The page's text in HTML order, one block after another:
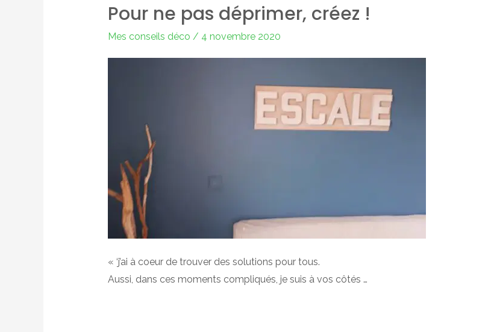
Pour ne pas déprimer, créez !
Mes conseils déco / 4 novembre 2020
« ‘j’ai à coeur de trouver des solutions pour tous.
Aussi, dans ces moments compliqués, je suis à vos côtés …